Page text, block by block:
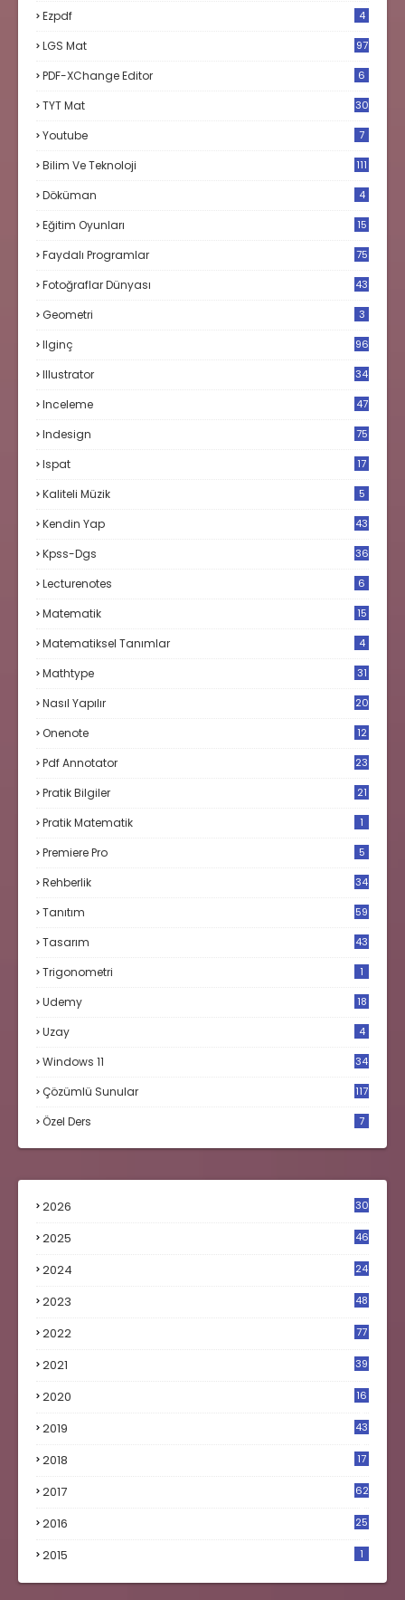
Ezpdf 4
LGS Mat 97
PDF-XChange Editor 6
TYT Mat 30
Youtube 7
Bilim Ve Teknoloji 111
Döküman 4
Eğitim Oyunları 15
Faydalı Programlar 75
Fotoğraflar Dünyası 43
Geometri 3
Ilginç 96
Illustrator 34
Inceleme 47
Indesign 75
Ispat
17
Kaliteli Müzik 5
Kendin Yap 43
Kpss-Dgs 36
Lecturenotes 6
Matematik
15
Matematiksel Tanımlar 4
Mathtype 31
Nasıl Yapılır 20
Onenote 12
Pdf Annotator 23
Pratik Bilgiler 21
Pratik Matematik 1
Premiere Pro 5
Rehberlik 34
Tanıtım 59
Tasarım 43
Trigonometri 1
Udemy 18
Uzay 4
Windows 11 34
Çözümlü Sunular 117
Özel Ders 7
2026 30
2025 46
2024 24
2023
48
2022 77
2021 39
2020
16
2019
43
2018
17
2017
62
2016
25
2015 1